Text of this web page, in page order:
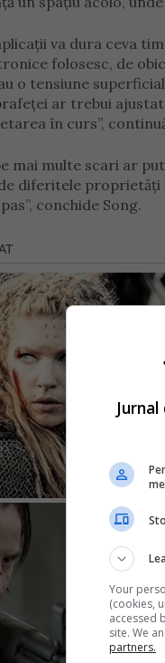
va dura ceva
folosesc, de
o tensiune
ar trebui
în curs”,
mai multe scari ar
diferitele
conchide Song.
Your
(cookies,
accessed
site. We
partners.